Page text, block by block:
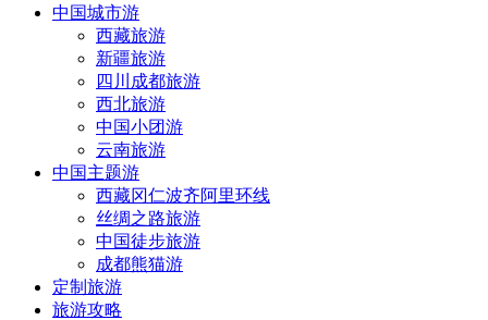
中国城市游
西藏旅游
新疆旅游
四川成都旅游
西北旅游
中国小团游
云南旅游
中国主题游
西藏冈仁波齐阿里环线
丝绸之路旅游
中国徒步旅游
成都熊猫游
定制旅游
旅游攻略